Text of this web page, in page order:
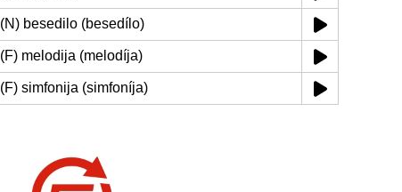
(N) besedilo (besedílo)
(F) melodija (melodíja)
(F) simfonija (simfoníja)